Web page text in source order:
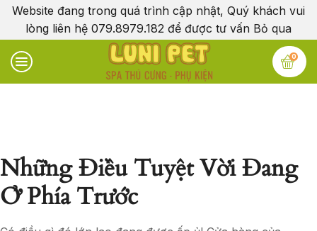
Website đang trong quá trình cập nhật, Quý khách vui
lòng liên hệ 079.8979.182 để được tư vấn Bỏ qua
0
Những Điều Tuyệt Vời Đang
Ở Phía Trước